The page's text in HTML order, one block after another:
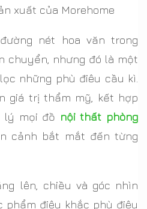
xuất của Morehome
nét hoa văn trong
chuyển, nhưng đó là một
những phù điêu cầu kì.
giá trị thẩm mỹ, kết hợp
lý mọi đồ nội thất phòng
cảnh bắt mắt đến từng
lên, chiều và góc nhìn
phẩm điêu khắc phù điêu